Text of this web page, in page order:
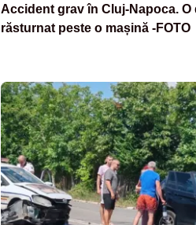
Accident grav în Cluj-Napoca. O
răsturnat peste o mașină -FOTO